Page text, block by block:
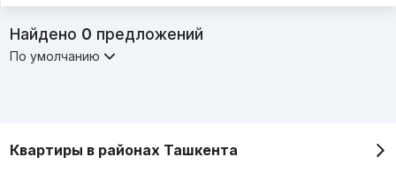
Найдено 0 предложений
По умолчанию
Квартиры в районах Ташкента